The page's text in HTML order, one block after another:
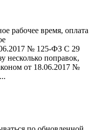
рабочее время, оплата
№ 125-ФЗ С 29
несколько поправок,
от 18.06.2017 №